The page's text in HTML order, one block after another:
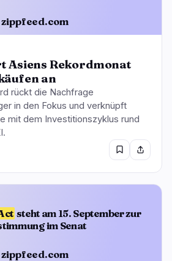
zippfeed.com
Asiens Rekordmonat
an
rückt die Nachfrage
in den Fokus und verknüpft
mit dem Investitionszyklus rund
steht am 15. September zur
im Senat
zippfeed.com